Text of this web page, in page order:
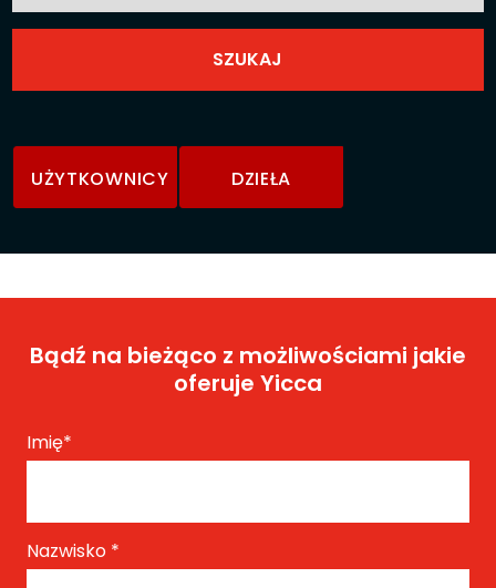
UŻYTKOWNICY DZIEŁA
Bądź na bieżąco z możliwościami jakie
oferuje Yicca
Imię*
Nazwisko *